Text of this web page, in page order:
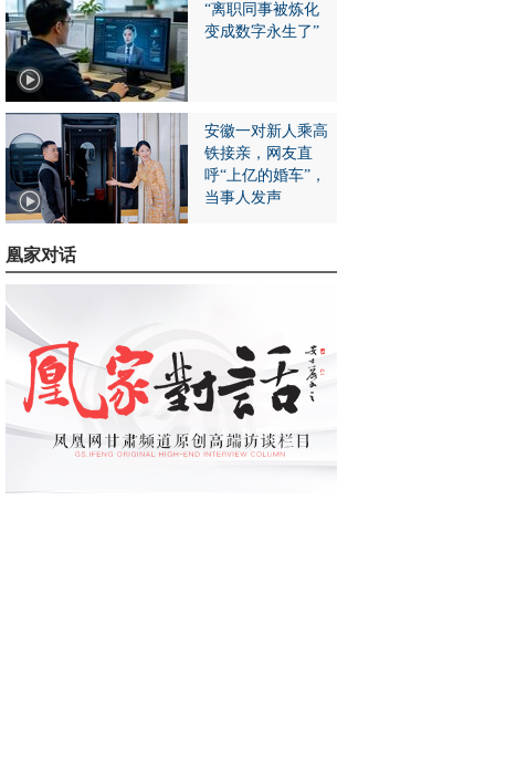
“离职同事被炼化
变成数字永生了”
安徽一对新人乘高
铁接亲，网友直
呼“上亿的婚车”，
当事人发声
凰家对话